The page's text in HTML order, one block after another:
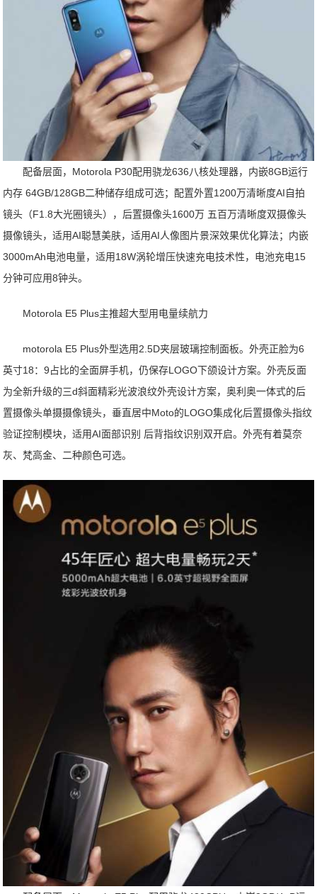
配备层面，Motorola P30配用骁龙636八核处理器，内嵌8GB运行
内存 64GB/128GB二种储存组成可选；配置外置1200万清晰度AI自拍
镜头（F1.8大光圈镜头），后置摄像头1600万 五百万清晰度双摄像头
摄像镜头，适用AI聪慧美肤，适用AI人像图片景深效果优化算法；内嵌
3000mAh电池电量，适用18W涡轮增压快速充电技术性，电池充电15
分钟可应用8钟头。
Motorola E5 Plus主推超大型用电量续航力
motorola E5 Plus外型选用2.5D夹层玻璃控制面板。外壳正脸为6
英寸18：9占比的全面屏手机，仍保存LOGO下颌设计方案。外壳反面
为全新升级的三d斜面精彩光波浪纹外壳设计方案，奥利奥一体式的后
置摄像头单摄摄像镜头，垂直居中Moto的LOGO集成化后置摄像头指纹
验证控制模块，适用AI面部识别 后背指纹识别双开启。外壳有着莫奈
灰、梵高金、二种颜色可选。